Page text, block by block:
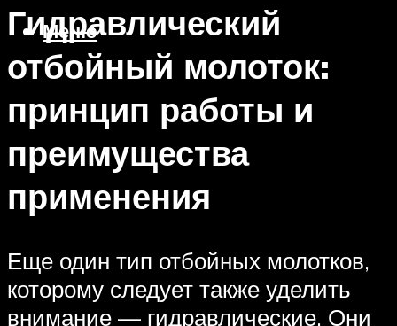
Меню
Гидравлический
отбойный молоток:
принцип работы и
преимущества
применения
Еще один тип отбойных молотков,
которому следует также уделить
внимание — гидравлические. Они